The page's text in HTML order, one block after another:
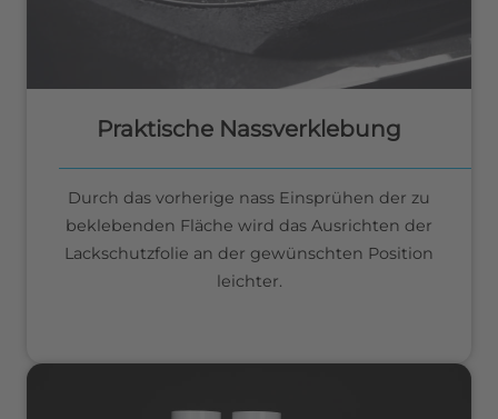
Praktische Nassverklebung
Durch das vorherige nass Einsprühen der zu
beklebenden Fläche wird das Ausrichten der
Lackschutzfolie an der gewünschten Position
leichter.